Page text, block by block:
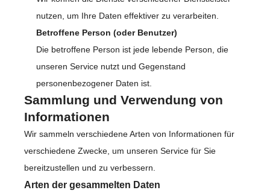
nutzen, um Ihre Daten effektiver zu verarbeiten.
Betroffene Person (oder Benutzer)
Die betroffene Person ist jede lebende Person, die
unseren Service nutzt und Gegenstand
personenbezogener Daten ist.
Sammlung und Verwendung von
Informationen
Wir sammeln verschiedene Arten von Informationen für
verschiedene Zwecke, um unseren Service für Sie
bereitzustellen und zu verbessern.
Arten der gesammelten Daten